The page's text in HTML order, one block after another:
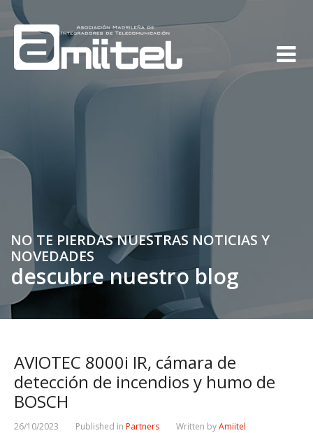
NO TE PIERDAS NUESTRAS NOTICIAS Y
NOVEDADES
descubre nuestro blog
AVIOTEC 8000i IR, cámara de
detección de incendios y humo de
BOSCH
26/10/2023 Published in Partners Written byAmiitel